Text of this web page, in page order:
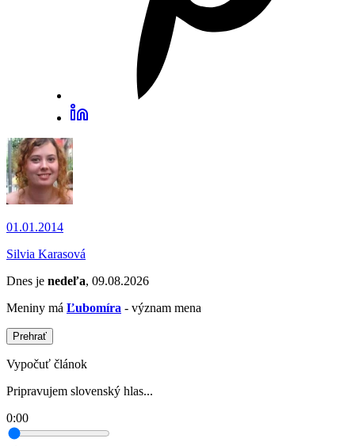
01.01.2014
Silvia Karasová
Dnes je nedeľa, 09.08.2026
Meniny má Ľubomíra - význam mena
Prehrať
Vypočuť článok
Pripravujem slovenský hlas...
0:00